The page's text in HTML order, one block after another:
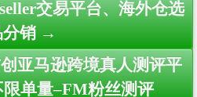
交易平台、海外仓选
分销 →
亚马逊跨境真人测评平
单量–FM粉丝测评